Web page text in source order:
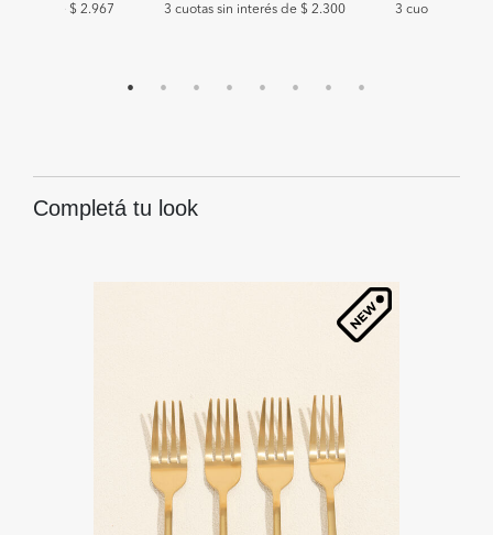
interés de $ 2.967 3 cuotas sin interés de $ 2.300 3 cuotas sin
Completá tu look